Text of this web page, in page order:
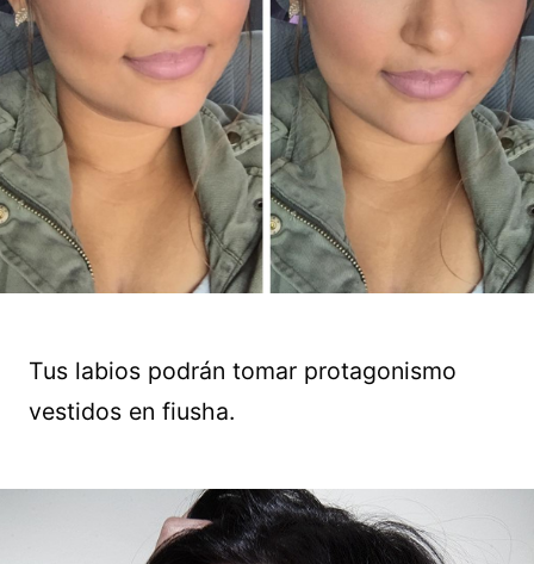
Tus labios podrán tomar protagonismo
vestidos en fiusha.